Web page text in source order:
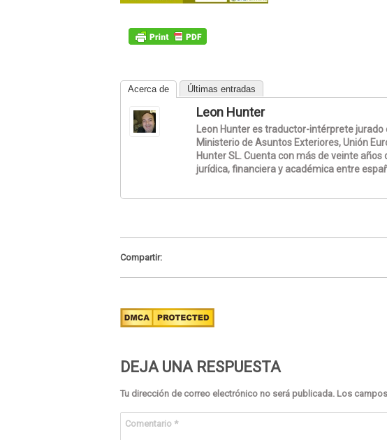
Acerca de Últimas entradas
Leon Hunter
Leon Hunter es traductor-intérprete
Ministerio de Asuntos Exteriores, Unión
Hunter SL. Cuenta con más de veinte
jurídica, financiera y académica entre
Compartir:
DEJA UNA RESPUESTA
Tu dirección de correo electrónico no será publicada. Los
Comentario *